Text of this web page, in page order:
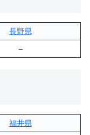
長野県
–
福井県